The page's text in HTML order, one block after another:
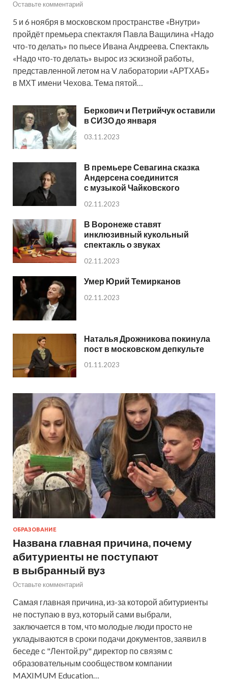
Оставьте комментарий
5 и 6 ноября в московском пространстве «Внутри»
пройдёт премьера спектакля Павла Ващилина «Надо
что-то делать» по пьесе Ивана Андреева. Спектакль
«Надо что-то делать» вырос из эскизной работы,
представленной летом на V лаборатории «АРТХАБ»
в МХТ имени Чехова. Тема пятой…
Беркович и Петрийчук оставили
в СИЗО до января
03.11.2023
В премьере Севагина сказка
Андерсена соединится
с музыкой Чайковского
02.11.2023
В Воронеже ставят
инклюзивный кукольный
спектакль о звуках
02.11.2023
Умер Юрий Темирканов
02.11.2023
Наталья Дрожникова покинула
пост в московском депкульте
01.11.2023
ОБРАЗОВАНИЕ
Названа главная причина, почему
абитуриенты не поступают
в выбранный вуз
Оставьте комментарий
Самая главная причина, из-за которой абитуриенты
не поступаю в вуз, который сами выбрали,
заключается в том, что молодые люди просто не
укладываются в сроки подачи документов, заявил в
беседе с "Лентой.ру" директор по связям с
образовательным сообществом компании
MAXIMUM Education…